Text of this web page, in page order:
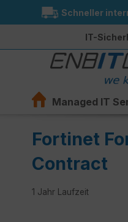
ZurSchneller
IT-
Managed IT
Fortinet
Contract
1 Jahr Laufzeit